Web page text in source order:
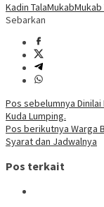
Kadin TalaMukabMukab
Sebarkan
Navigasi
pos
Pos sebelumnya Dinilai
Kuda Lumping.
Pos berikutnya Warga
Syarat dan Jadwalnya
Pos terkait